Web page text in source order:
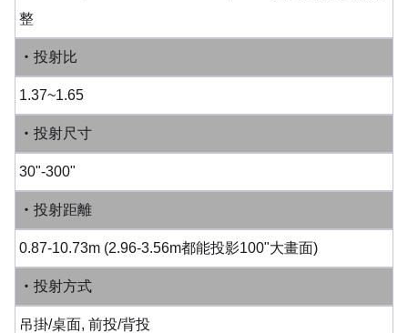
整
‧投射比
1.37~1.65
‧投射尺寸
30"-300"
‧投射距離
0.87-10.73m (2.96-3.56m都能投影100"大畫面)
‧投射方式
吊掛/桌面, 前投/背投